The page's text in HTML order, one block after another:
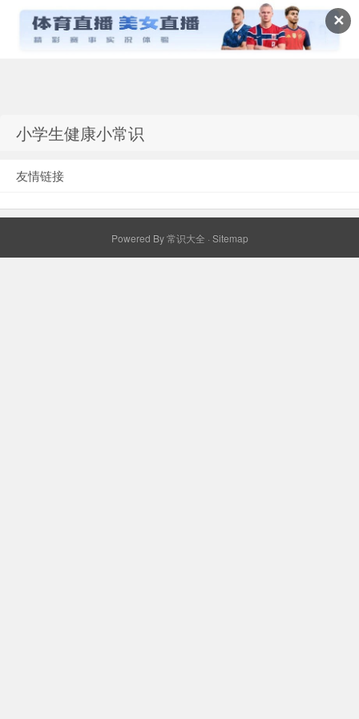
✕
小学生健康小常识
友情链接
Powered By常识大全 · Sitemap